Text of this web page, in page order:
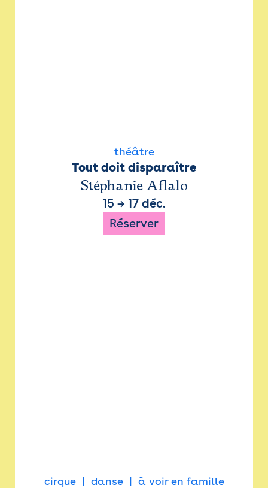
théâtre
Tout doit disparaître
Stéphanie Aflalo
15 → 17 déc.
Réserver
cirque danse à voir en famille